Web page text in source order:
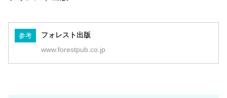
参考 フォレスト出版
www.forestpub.co.jp